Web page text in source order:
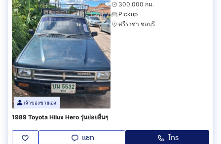
เจ้าของขายเอง
300,000 กม.
Pickup
ศรีราชา ชลบุรี
1989 Toyota Hilux Hero รุ่นย่อยอื่นๆ
แชท โทร